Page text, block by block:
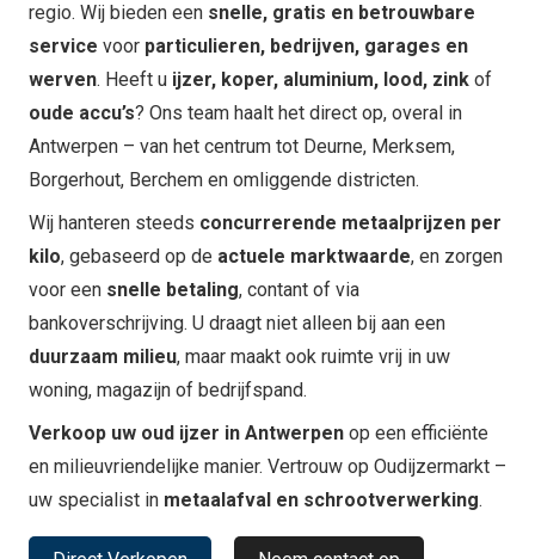
regio. Wij bieden een snelle, gratis en betrouwbare
service voor particulieren, bedrijven, garages en
werven. Heeft u ijzer, koper, aluminium, lood, zink of
oude accu’s? Ons team haalt het direct op, overal in
Antwerpen – van het centrum tot Deurne, Merksem,
Borgerhout, Berchem en omliggende districten.
Wij hanteren steeds concurrerende metaalprijzen per
kilo, gebaseerd op de actuele marktwaarde, en zorgen
voor een snelle betaling, contant of via
bankoverschrijving. U draagt niet alleen bij aan een
duurzaam milieu, maar maakt ook ruimte vrij in uw
woning, magazijn of bedrijfspand.
Verkoop uw oud ijzer in Antwerpen op een efficiënte
en milieuvriendelijke manier. Vertrouw op Oudijzermarkt –
uw specialist in metaalafval en schrootverwerking.